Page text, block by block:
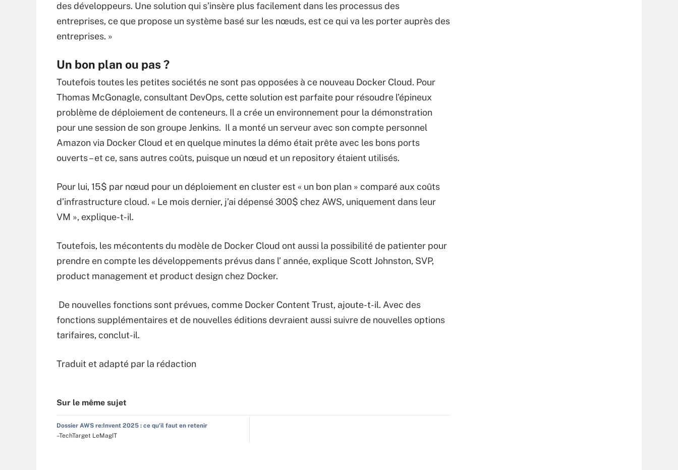
des développeurs. Une solution qui s’insère plus facilement dans les processus des
entreprises, ce que propose un système basé sur les nœuds, est ce qui va les porter auprès des
entreprises. »
Un bon plan ou pas ?
Toutefois toutes les petites sociétés ne sont pas opposées à ce nouveau Docker Cloud. Pour
Thomas McGonagle, consultant DevOps, cette solution est parfaite pour résoudre l’épineux
problème de déploiement de conteneurs. Il a crée un environnement pour la démonstration
pour une session de son groupe Jenkins. Il a monté un serveur avec son compte personnel
Amazon via Docker Cloud et en quelque minutes la démo était prête avec les bons ports
ouverts – et ce, sans autres coûts, puisque un nœud et un repository étaient utilisés.
Pour lui, 15$ par nœud pour un déploiement en cluster est « un bon plan » comparé aux coûts
d’infrastructure cloud. « Le mois dernier, j’ai dépensé 300$ chez AWS, uniquement dans leur
VM », explique-t-il.
Toutefois, les mécontents du modèle de Docker Cloud ont aussi la possibilité de patienter pour
prendre en compte les développements prévus dans l’ année, explique Scott Johnston, SVP,
product management et product design chez Docker.
De nouvelles fonctions sont prévues, comme Docker Content Trust, ajoute-t-il. Avec des
fonctions supplémentaires et de nouvelles éditions devraient aussi suivre de nouvelles options
tarifaires, conclut-il.
Traduit et adapté par la rédaction
Sur le même sujet
Dossier AWS re:Invent 2025 : ce qu'il faut en retenir
–TechTarget LeMagIT